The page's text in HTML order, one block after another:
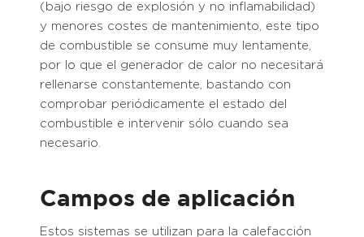
(bajo riesgo de explosión y no inflamabilidad)
y menores costes de mantenimiento, este tipo
de combustible se consume muy lentamente,
por lo que el generador de calor no necesitará
rellenarse constantemente, bastando con
comprobar periódicamente el estado del
combustible e intervenir sólo cuando sea
necesario.
Campos de aplicación
Estos sistemas se utilizan para la calefacción